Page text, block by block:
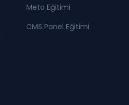
Meta Eğitimi
CMS Panel Eğitimi